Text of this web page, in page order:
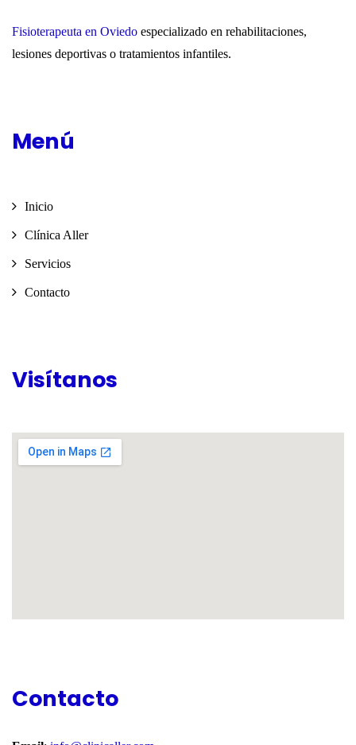
Fisioterapeuta en Oviedo especializado en rehabilitaciones,
lesiones deportivas o tratamientos infantiles.
Menú
Inicio
Clínica Aller
Servicios
Contacto
Visítanos
Contacto